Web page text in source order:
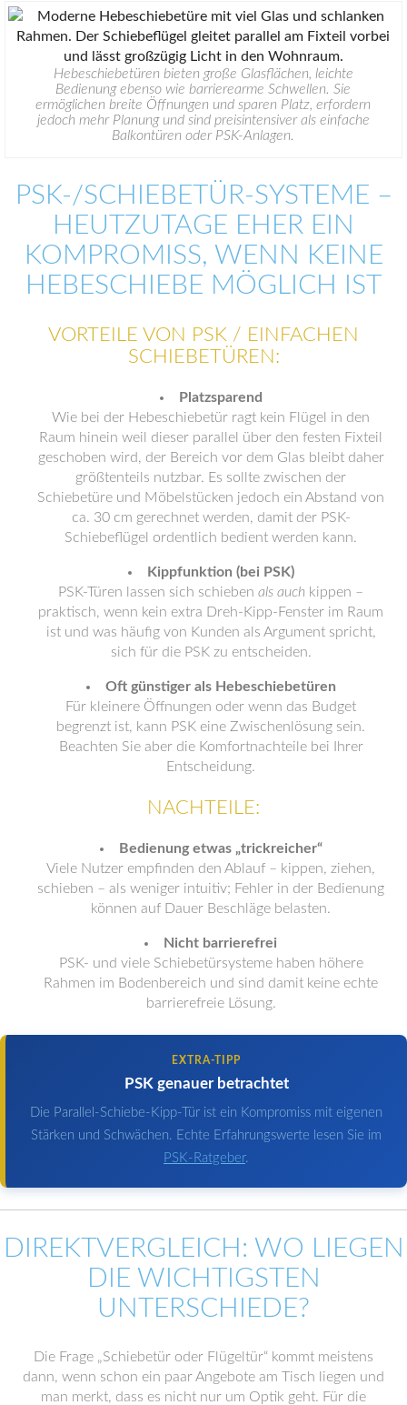
Hebeschiebetüren bieten große Glasflächen, leichte
Bedienung ebenso wie barrierearme Schwellen. Sie
ermöglichen breite Öffnungen und sparen Platz, erfordern
jedoch mehr Planung und sind preisintensiver als einfache
Balkontüren oder PSK-Anlagen.
PSK-/SCHIEBETÜR-SYSTEME –
HEUTZUTAGE EHER EIN
KOMPROMISS, WENN KEINE
HEBESCHIEBE MÖGLICH IST
VORTEILE VON PSK / EINFACHEN
SCHIEBETÜREN:
Platzsparend
Wie bei der Hebeschiebetür ragt kein Flügel in den
Raum hinein weil dieser parallel über den festen Fixteil
geschoben wird, der Bereich vor dem Glas bleibt daher
größtenteils nutzbar. Es sollte zwischen der
Schiebetüre und Möbelstücken jedoch ein Abstand von
ca. 30 cm gerechnet werden, damit der PSK-
Schiebeflügel ordentlich bedient werden kann.
Kippfunktion (bei PSK)
PSK-Türen lassen sich schieben als auch kippen –
praktisch, wenn kein extra Dreh-Kipp-Fenster im Raum
ist und was häufig von Kunden als Argument spricht,
sich für die PSK zu entscheiden.
Oft günstiger als Hebeschiebetüren
Für kleinere Öffnungen oder wenn das Budget
begrenzt ist, kann PSK eine Zwischenlösung sein.
Beachten Sie aber die Komfortnachteile bei Ihrer
Entscheidung.
NACHTEILE:
Bedienung etwas „trickreicher“
Viele Nutzer empfinden den Ablauf – kippen, ziehen,
schieben – als weniger intuitiv; Fehler in der Bedienung
können auf Dauer Beschläge belasten.
Nicht barrierefrei
PSK- und viele Schiebetürsysteme haben höhere
Rahmen im Bodenbereich und sind damit keine echte
barrierefreie Lösung.
EXTRA-TIPP
PSK genauer betrachtet
Die Parallel-Schiebe-Kipp-Tür ist ein Kompromiss mit eigenen
Stärken und Schwächen. Echte Erfahrungswerte lesen Sie im
PSK-Ratgeber.
DIREKTVERGLEICH: WO LIEGEN
DIE WICHTIGSTEN
UNTERSCHIEDE?
Die Frage „Schiebetür oder Flügeltür“ kommt meistens
dann, wenn schon ein paar Angebote am Tisch liegen und
man merkt, dass es nicht nur um Optik geht. Für die